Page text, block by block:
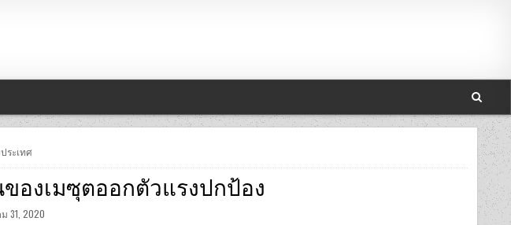
ระเทศ
องเมซุตออกตัวแรงปกป้อง
31, 2020